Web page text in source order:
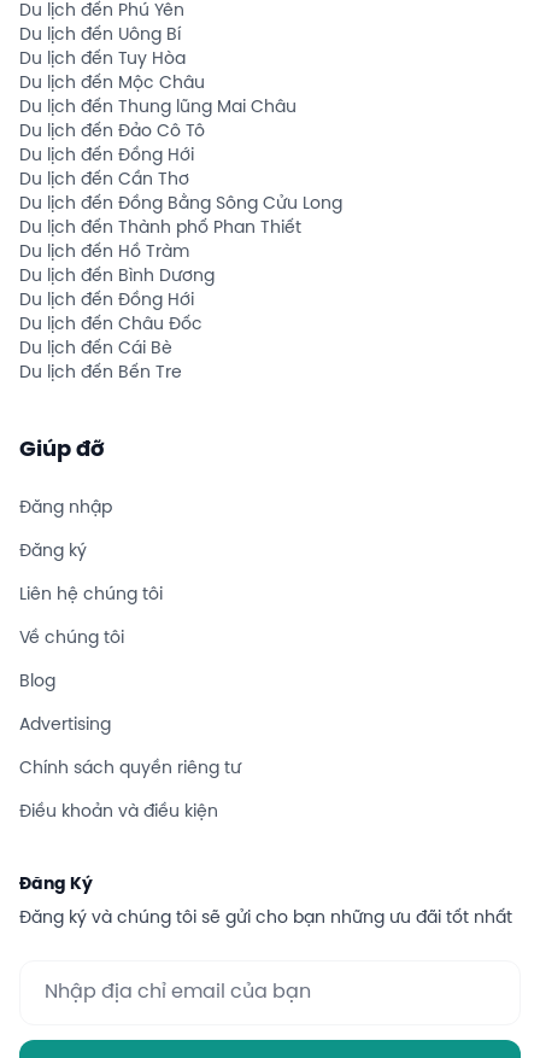
Du lịch đến Phú Yên
Du lịch đến Uông Bí
Du lịch đến Tuy Hòa
Du lịch đến Mộc Châu
Du lịch đến Thung lũng Mai Châu
Du lịch đến Đảo Cô Tô
Du lịch đến Đồng Hới
Du lịch đến Cần Thơ
Du lịch đến Đồng Bằng Sông Cửu Long
Du lịch đến Thành phố Phan Thiết
Du lịch đến Hồ Tràm
Du lịch đến Bình Dương
Du lịch đến Đồng Hới
Du lịch đến Châu Đốc
Du lịch đến Cái Bè
Du lịch đến Bến Tre
Giúp đỡ
Đăng nhập
Đăng ký
Liên hệ chúng tôi
Về chúng tôi
Blog
Advertising
Chính sách quyền riêng tư
Điều khoản và điều kiện
Đăng Ký
Đăng ký và chúng tôi sẽ gửi cho bạn những ưu đãi tốt nhất